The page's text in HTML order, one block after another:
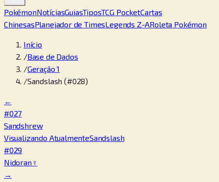
PokémonNotíciasGuiasTiposTCG PocketCartas
ChinesasPlanejador de TimesLegends Z-ARoleta Pokémon
Início
/Base de Dados
/Geração 1
/Sandslash (#028)
←
#027
Sandshrew
Visualizando AtualmenteSandslash
#029
Nidoran♀
→